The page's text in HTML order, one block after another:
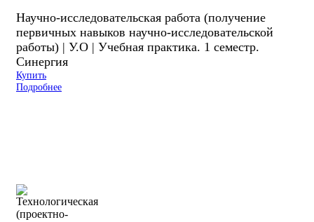
Научно-исследовательская работа (получение
первичных навыков научно-исследовательской
работы) | У.О | Учебная практика. 1 семестр.
Синергия
Купить
Подробнее